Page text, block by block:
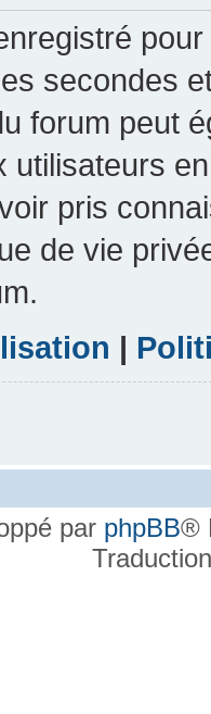
secondes
forum peut
utilisateurs
pris
de vie
|
par phpBB®